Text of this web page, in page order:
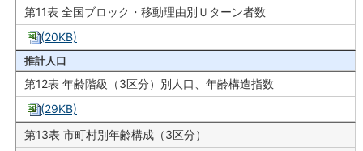
第11表 全国ブロック・移動理由別Ｕターン者数
(20KB)
推計人口
第12表 年齢階級（3区分）別人口、年齢構造指数
(29KB)
第13表 市町村別年齢構成（3区分）